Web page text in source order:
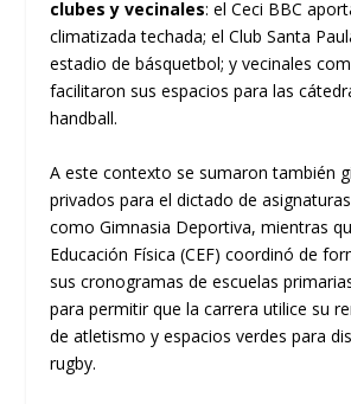
clubes y vecinales: el Ceci BBC
climatizada techada; el Club Santa
estadio de básquetbol; y vecinales
facilitaron sus espacios para las
handball.
A este contexto se sumaron también
privados para el dictado de
como Gimnasia Deportiva, mientras
Educación Física (CEF) coordinó de
sus cronogramas de escuelas
para permitir que la carrera utilice su
de atletismo y espacios verdes para
rugby.